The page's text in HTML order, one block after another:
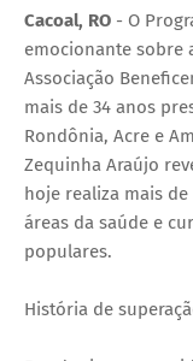
Cacoal, RO - O
emocionante sobre
Associação
mais de 34 anos
Rondônia, Acre e
Zequinha Araújo
hoje realiza mais
áreas da saúde e
populares.
História de